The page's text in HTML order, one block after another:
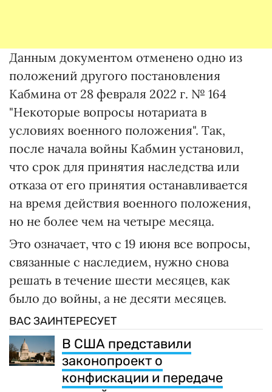
Данным документом отменено одно из
положений другого постановления
Кабмина от 28 февраля 2022 г. № 164
"Некоторые вопросы нотариата в
условиях военного положения". Так,
после начала войны Кабмин установил,
что срок для принятия наследства или
отказа от его принятия останавливается
на время действия военного положения,
но не более чем на четыре месяца.
Это означает, что с 19 июня все вопросы,
связанные с наследием, нужно снова
решать в течение шести месяцев, как
было до войны, а не десяти месяцев.
ВАС ЗАИНТЕРЕСУЕТ
В США представили
законопроект о
конфискации и передаче